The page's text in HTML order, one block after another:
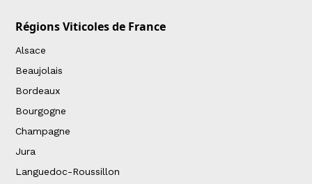
Régions Viticoles de France
Alsace
Beaujolais
Bordeaux
Bourgogne
Champagne
Jura
Languedoc-Roussillon